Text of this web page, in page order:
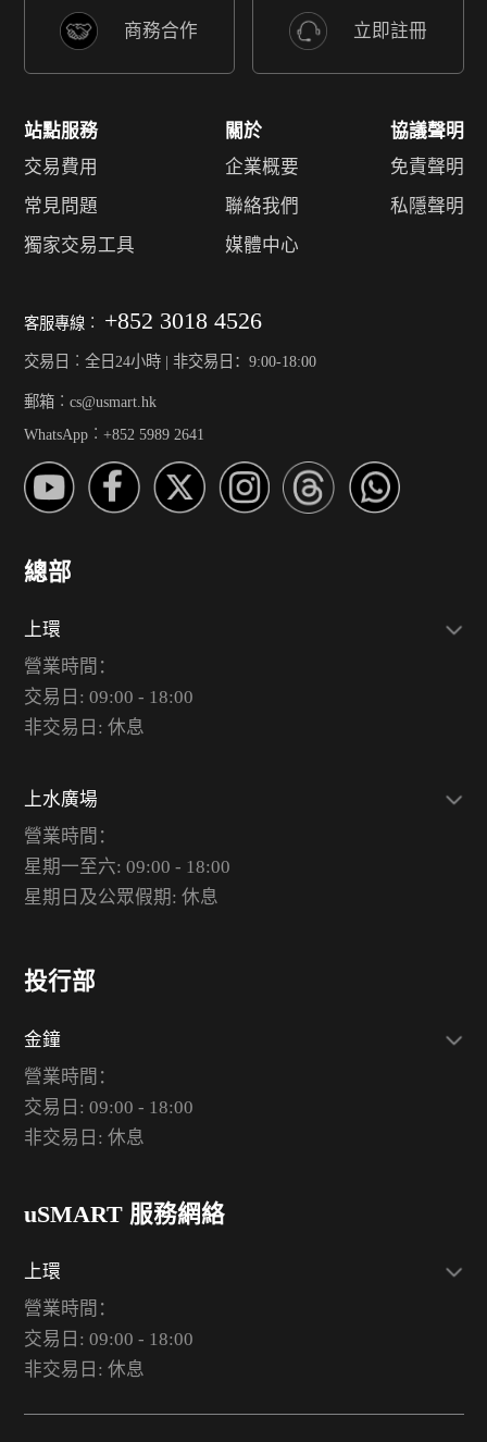
商務合作 立即註冊
站點服務
交易費用
常見問題
獨家交易工具
關於
企業概要
聯絡我們
媒體中心
協議聲明
免責聲明
私隱聲明
客服專線︰ +852 3018 4526
交易日︰全日24小時 | 非交易日：9:00-18:00
郵箱︰cs@usmart.hk
WhatsApp︰+852 5989 2641
總部
上環
營業時間：
交易日: 09:00 - 18:00
非交易日: 休息
上水廣場
營業時間：
星期一至六: 09:00 - 18:00
星期日及公眾假期: 休息
投行部
金鐘
營業時間：
交易日: 09:00 - 18:00
非交易日: 休息
uSMART 服務網絡
上環
營業時間：
交易日: 09:00 - 18:00
非交易日: 休息